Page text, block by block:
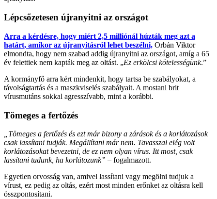
Lépcsőzetesen újranyitni az országot
Arra a kérdésre, hogy miért 2,5 milliónál húzták meg azt a
határt, amikor az újranyitásról lehet beszélni, Orbán Viktor
elmondta, hogy nem szabad addig újranyitni az országot, amíg a 65
év felettiek nem kapták meg az oltást. „Ez erkölcsi kötelességünk.”
A kormányfő arra kért mindenkit, hogy tartsa be szabályokat, a
távolságtartás és a maszkviselés szabályait. A mostani brit
vírusmutáns sokkal agresszívabb, mint a korábbi.
Tömeges a fertőzés
„Tömeges a fertőzés és ezt már bizony a zárások és a korlátozások
csak lassítani tudják. Megállítani már nem. Tavasszal elég volt
korlátozásokat bevezetni, de ez nem olyan vírus. Itt most, csak
lassítani tudunk, ha korlátozunk” – fogalmazott.
Egyetlen orvosság van, amivel lassítani vagy megölni tudjuk a
vírust, ez pedig az oltás, ezért most minden erőnket az oltásra kell
összpontosítani.